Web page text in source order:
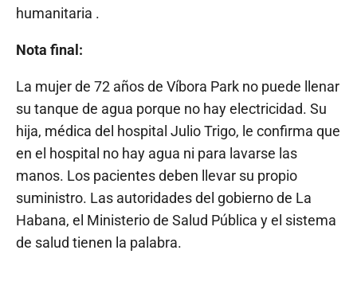
humanitaria .
Nota final:
La mujer de 72 años de Víbora Park no puede llenar
su tanque de agua porque no hay electricidad. Su
hija, médica del hospital Julio Trigo, le confirma que
en el hospital no hay agua ni para lavarse las
manos. Los pacientes deben llevar su propio
suministro. Las autoridades del gobierno de La
Habana, el Ministerio de Salud Pública y el sistema
de salud tienen la palabra.